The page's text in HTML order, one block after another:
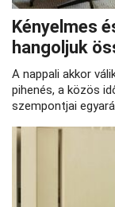
Kényelmes
hangoljuk
A nappali akkor
pihenés, a közös
szempontjai